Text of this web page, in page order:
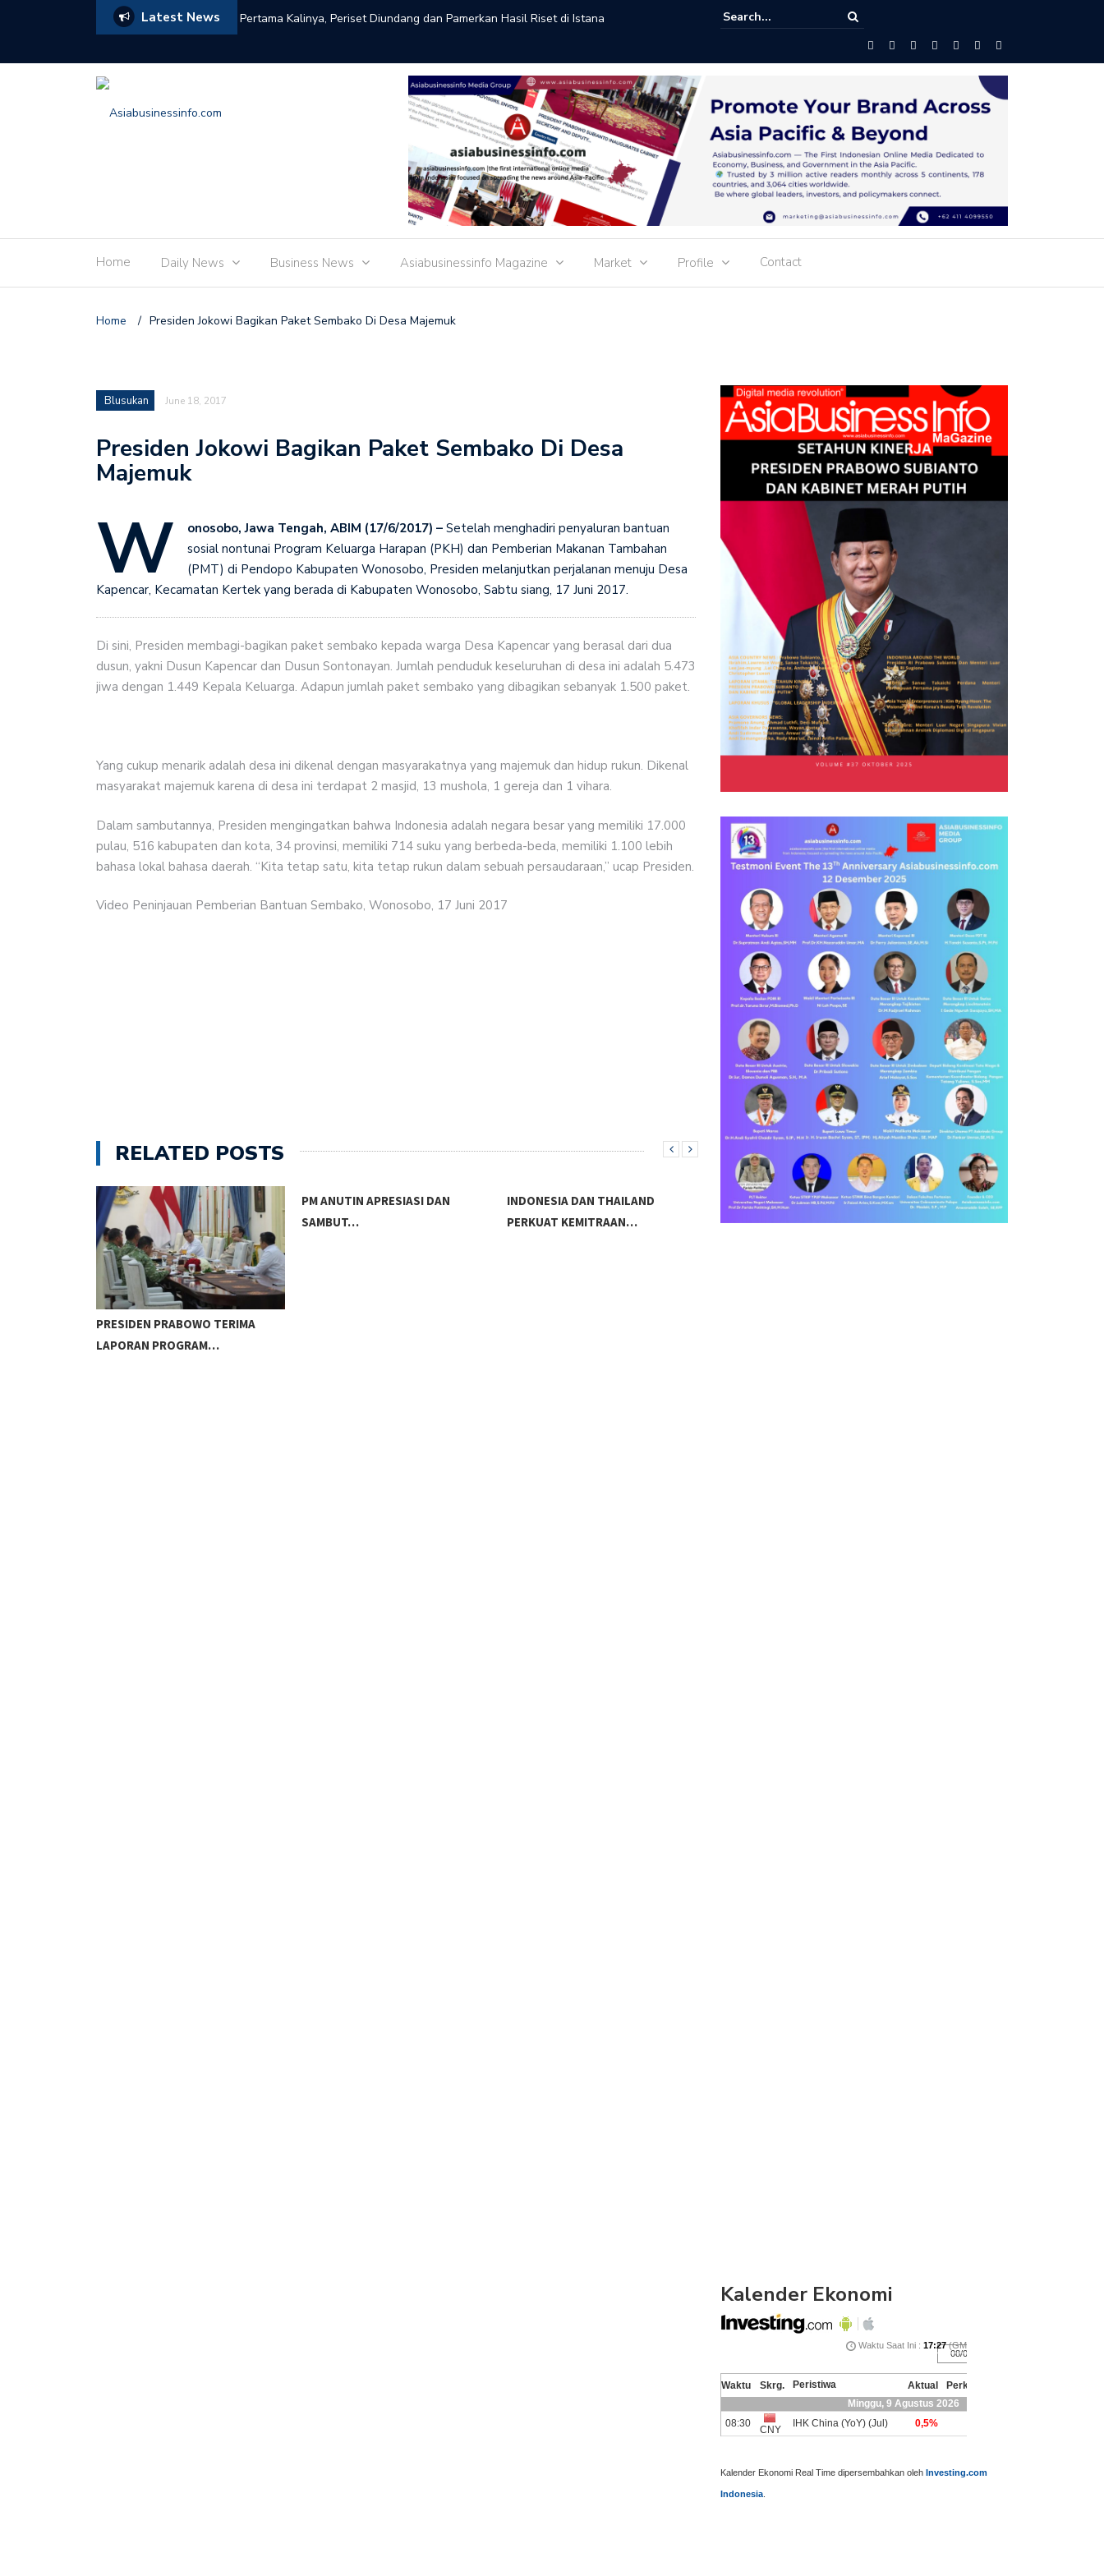
Latest News
Sampaikan Hasil Kajian Berbasis Riset Pertama Kalinya, Periset Diundang dan Pamerkan Hasil Riset di Istana
Menlu Sugiono : Memasuki Usia ke-59, ASEAN Harus Terus Memperjuangkan
Kepentingan Rakyatnya di Tengah Dinamika Global
Home Daily News Business News Asiabusinessinfo Magazine Market Profile Contact
Home / Presiden Jokowi Bagikan Paket Sembako Di Desa Majemuk
Blusukan June 18, 2017
Presiden Jokowi Bagikan Paket Sembako Di Desa
Majemuk
W onosobo, Jawa Tengah, ABIM (17/6/2017) – Setelah menghadiri penyaluran bantuan
sosial nontunai Program Keluarga Harapan (PKH) dan Pemberian Makanan Tambahan
(PMT) di Pendopo Kabupaten Wonosobo, Presiden melanjutkan perjalanan menuju Desa
Kapencar, Kecamatan Kertek yang berada di Kabupaten Wonosobo, Sabtu siang, 17 Juni 2017.
Di sini, Presiden membagi-bagikan paket sembako kepada warga Desa Kapencar yang berasal dari dua
dusun, yakni Dusun Kapencar dan Dusun Sontonayan. Jumlah penduduk keseluruhan di desa ini adalah 5.473
jiwa dengan 1.449 Kepala Keluarga. Adapun jumlah paket sembako yang dibagikan sebanyak 1.500 paket.
Yang cukup menarik adalah desa ini dikenal dengan masyarakatnya yang majemuk dan hidup rukun. Dikenal
masyarakat majemuk karena di desa ini terdapat 2 masjid, 13 mushola, 1 gereja dan 1 vihara.
Dalam sambutannya, Presiden mengingatkan bahwa Indonesia adalah negara besar yang memiliki 17.000
pulau, 516 kabupaten dan kota, 34 provinsi, memiliki 714 suku yang berbeda-beda, memiliki 1.100 lebih
bahasa lokal bahasa daerah. “Kita tetap satu, kita tetap rukun dalam sebuah persaudaraan,” ucap Presiden.
Video Peninjauan Pemberian Bantuan Sembako, Wonosobo, 17 Juni 2017
RELATED POSTS
PRESIDEN PRABOWO TERIMA
LAPORAN PROGRAM…
PM ANUTIN APRESIASI DAN
SAMBUT…
INDONESIA DAN THAILAND
PERKUAT KEMITRAAN…
Kalender Ekonomi
Kalender Ekonomi Real Time dipersembahkan oleh Investing.com
Indonesia